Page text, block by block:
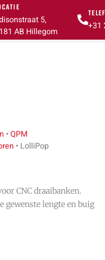
5,
AB Hillegom
+31
•QPM
• LolliPop
CNC draaibanken.
gewenste lengte en buig